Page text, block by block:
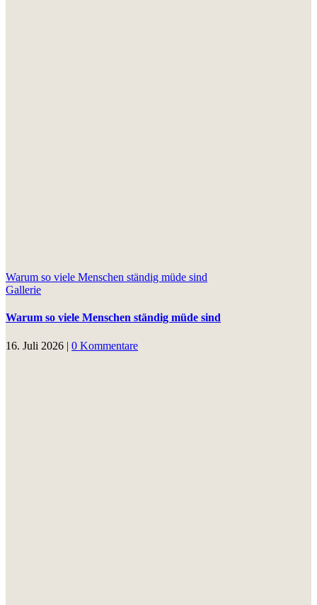
Warum so viele Menschen ständig müde sind
Gallerie
Warum so viele Menschen ständig müde sind
16. Juli 2026 | 0 Kommentare